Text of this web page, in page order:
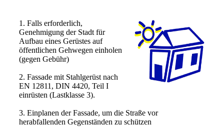
1. Falls erforderlich,
Genehmigung der Stadt für
Aufbau eines Gerüstes auf
öffentlichen Gehwegen einholen
(gegen Gebühr)
2. Fassade mit Stahlgerüst nach
EN 12811, DIN 4420, Teil I
einrüsten (Lastklasse 3).
3. Einplanen der Fassade, um die Straße vor
herabfallenden Gegenständen zu schützen